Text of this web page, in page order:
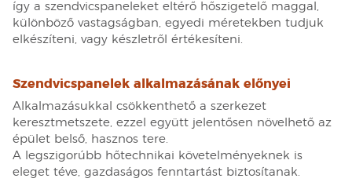
így a szendvicspaneleket eltérő hőszigetelő maggal,
különböző vastagságban, egyedi méretekben tudjuk
elkészíteni, vagy készletről értékesíteni.
Szendvicspanelek alkalmazásának előnyei
Alkalmazásukkal csökkenthető a szerkezet
keresztmetszete, ezzel együtt jelentősen növelhető az
épület belső, hasznos tere.
A legszigorúbb hőtechnikai követelményeknek is
eleget téve, gazdaságos fenntartást biztosítanak.